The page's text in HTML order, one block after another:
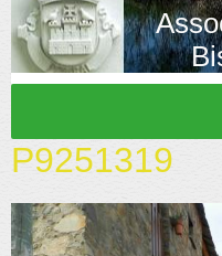
Page d'accueil
Actu/News
Rétrospective
P9251319